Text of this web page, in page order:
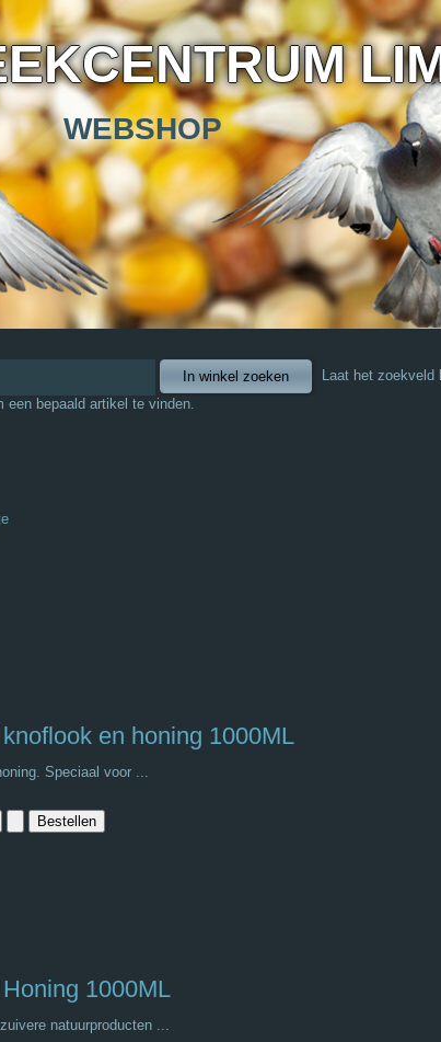
WEBSHOP
Laat het
bepaald artikel te vinden.
en honing 1000ML
Speciaal voor ...
1000ML
natuurproducten ...